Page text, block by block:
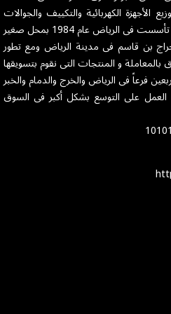
الأجهزة الكهربائية والتكييف والجوالات
والإلكترونيات بمختلف أنواعها .حيث تأسست فى الرياض عام 1984 بمحل صغير
حراج بن قاسم فى مدينة الرياض ومع تطور
بالمعاملة و المنتجات التى نقوم بتسويقها
فرعاً فى الرياض والخرج والدمام والخبر
العمل على التوسع بشكل أكبر فى السوق